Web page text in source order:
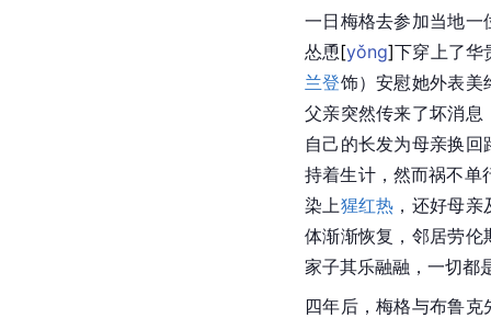
一日梅格去参加当地一
怂恿[yǒng]下穿上了华
兰登饰）安慰她外表美
父亲突然传来了坏消息
自己的长发为母亲换回
持着生计，然而祸不单
染上猩红热 ，还好母
体渐渐恢复，邻居劳
家子其乐融融，一切都
四年后，梅格与布鲁